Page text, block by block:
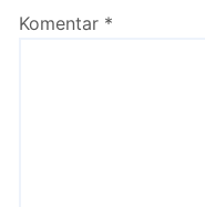
Komentar *